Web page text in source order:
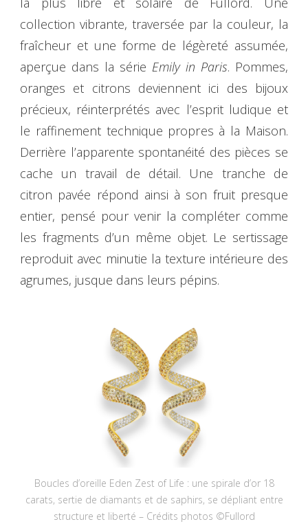
collection vibrante, traversée par la couleur, la
fraîcheur et une forme de légèreté assumée,
aperçue dans la série Emily in Paris. Pommes,
oranges et citrons deviennent ici des bijoux
précieux, réinterprétés avec l’esprit ludique et
le raffinement technique propres à la Maison.
Derrière l’apparente spontanéité des pièces se
cache un travail de détail. Une tranche de
citron pavée répond ainsi à son fruit presque
entier, pensé pour venir la compléter comme
les fragments d’un même objet. Le sertissage
reproduit avec minutie la texture intérieure des
agrumes, jusque dans leurs pépins.
Boucles d’oreille Eden Zest of Life : une spirale d’or 18
carats, sertie de diamants et de saphirs, se dépliant entre
structure et liberté – Crédits photos ©Fullord